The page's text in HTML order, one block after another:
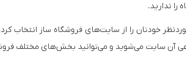
را ندارید.
خودتان را از سایت‌های فروشگاه‌ ساز انتخاب
آن سایت می‌شوید و می‌توانید بخش‌های مختلف